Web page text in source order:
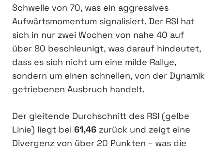
Schwelle von 70, was ein aggressives
Aufwärtsmomentum signalisiert. Der RSI hat
sich in nur zwei Wochen von nahe 40 auf
über 80 beschleunigt, was darauf hindeutet,
dass es sich nicht um eine milde Rallye,
sondern um einen schnellen, von der Dynamik
getriebenen Ausbruch handelt.
Der gleitende Durchschnitt des RSI (gelbe
Linie) liegt bei 61,46 zurück und zeigt eine
Divergenz von über 20 Punkten – was die